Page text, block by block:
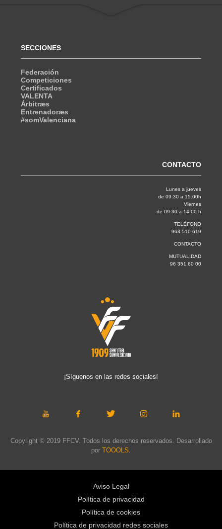
SECCIONES
Federación
Competiciones
Certificados
VALENTA
Árbitræs
Entrenadoræs
#somValenciana
CONTACTO
Lunes a jueves
de 09:30 a 15.00h
Viernes
de 09:30 a 14.00 h
TELÉFONO
963 510 619
CONTACTO
MUTUALIDAD
96 351 60 00
¡Síguenos en las redes sociales!
Copyright © 2019 FFCV. Todos los derechos reservados. Desarrollado
por TOOOLS.
Aviso Legal
Política de privacidad
Política de cookies
Política de privacidad redes sociales